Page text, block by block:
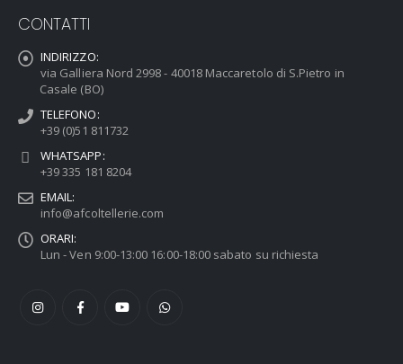
CONTATTI
INDIRIZZO:
via Galliera Nord 2998 - 40018 Maccaretolo di S.Pietro in
Casale (BO)
TELEFONO:
+39 (0)51 811732
WHATSAPP:
+39 335 181 8204
EMAIL:
info@afcoltellerie.com
ORARI:
Lun - Ven 9:00-13:00 16:00-18:00 sabato su richiesta